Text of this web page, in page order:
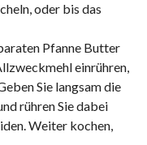
oder bis das
Pfanne Butter
einrühren,
Sie langsam die
rühren Sie dabei
Weiter kochen,